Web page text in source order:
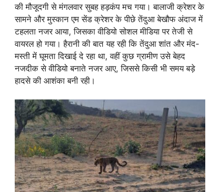
की मौजूदगी से मंगलवार सुबह हड़कंप मच गया। बालाजी क्रेशर के
सामने और मुस्कान एम सेंड क्रेशर के पीछे तेंदुआ बेखौफ अंदाज में
टहलता नजर आया, जिसका वीडियो सोशल मीडिया पर तेजी से
वायरल हो गया। हैरानी की बात यह रही कि तेंदुआ शांत और मंद-
मस्ती में घूमता दिखाई दे रहा था, वहीं कुछ ग्रामीण उसे बेहद
नजदीक से वीडियो बनाते नजर आए, जिससे किसी भी समय बड़े
हादसे की आशंका बनी रही।